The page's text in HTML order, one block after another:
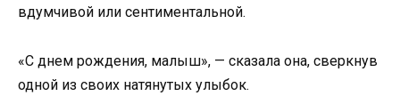
вдумчивой или сентиментальной.
«С днем рождения, малыш», — сказала она, сверкнув
одной из своих натянутых улыбок.